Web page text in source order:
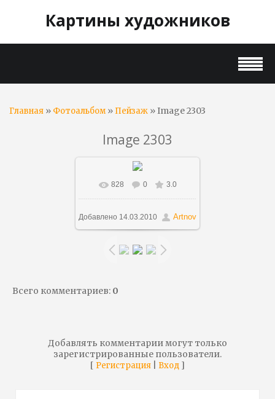
Картины художников
Главная » Фотоальбом» Пейзаж » Image 2303
Image 2303
В реальном размере
700x503/ 105.5Kb
828 0 3.0
Добавлено 14.03.2010 Artnov
Всего комментариев: 0
Добавлять комментарии могут только
зарегистрированные пользователи.
[ Регистрация Вход ]